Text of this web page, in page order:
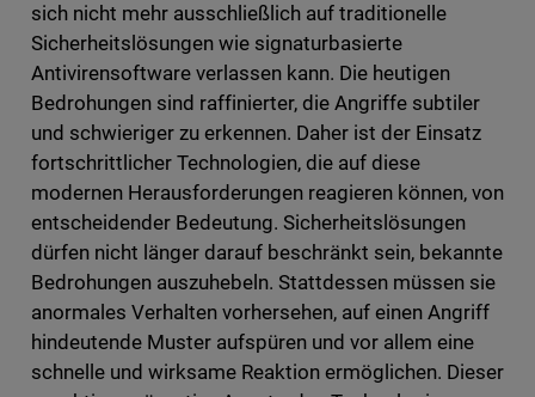
sich nicht mehr ausschließlich auf traditionelle
Sicherheitslösungen wie signaturbasierte
Antivirensoftware verlassen kann. Die heutigen
Bedrohungen sind raffinierter, die Angriffe subtiler
und schwieriger zu erkennen. Daher ist der Einsatz
fortschrittlicher Technologien, die auf diese
modernen Herausforderungen reagieren können, von
entscheidender Bedeutung. Sicherheitslösungen
dürfen nicht länger darauf beschränkt sein, bekannte
Bedrohungen auszuhebeln. Stattdessen müssen sie
anormales Verhalten vorhersehen, auf einen Angriff
hindeutende Muster aufspüren und vor allem eine
schnelle und wirksame Reaktion ermöglichen. Dieser